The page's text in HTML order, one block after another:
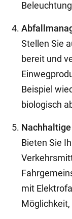
Stellen Sie
bereit und
Beispiel
biologisch
Bieten Sie
mit